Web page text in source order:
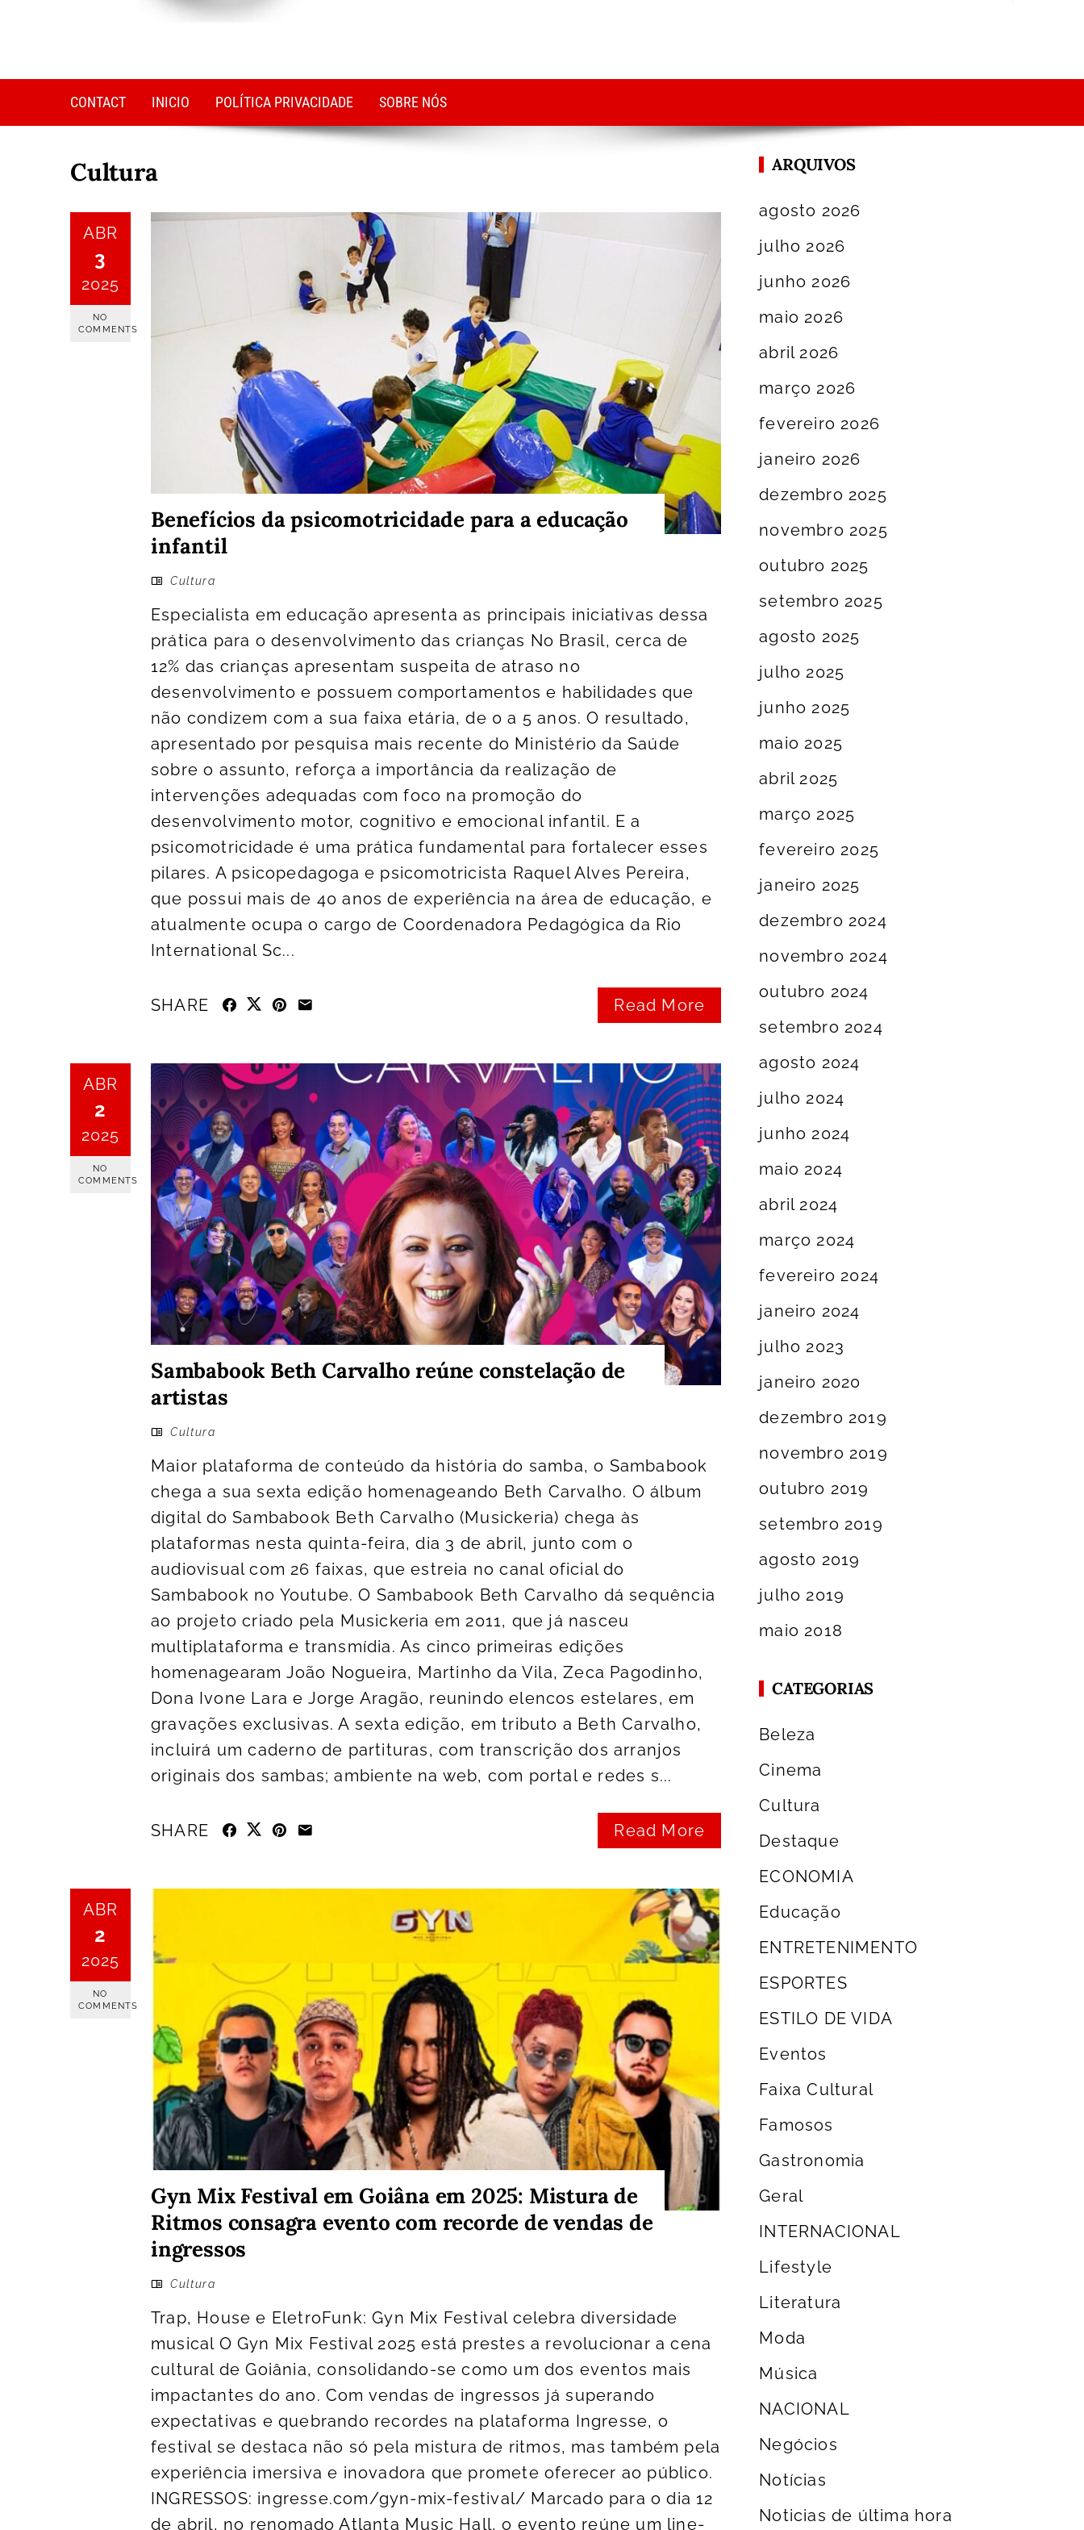
CONTACT INICIO POLÍTICA PRIVACIDADE SOBRE NÓS
Cultura
ABR
3
2025
NO
COMMENTS
Benefícios da psicomotricidade para a educação
infantil
Cultura
Especialista em educação apresenta as principais iniciativas dessa
prática para o desenvolvimento das crianças No Brasil, cerca de
12% das crianças apresentam suspeita de atraso no
desenvolvimento e possuem comportamentos e habilidades que
não condizem com a sua faixa etária, de 0 a 5 anos. O resultado,
apresentado por pesquisa mais recente do Ministério da Saúde
sobre o assunto, reforça a importância da realização de
intervenções adequadas com foco na promoção do
desenvolvimento motor, cognitivo e emocional infantil. E a
psicomotricidade é uma prática fundamental para fortalecer esses
pilares. A psicopedagoga e psicomotricista Raquel Alves Pereira,
que possui mais de 40 anos de experiência na área de educação, e
atualmente ocupa o cargo de Coordenadora Pedagógica da Rio
International Sc...
Read More
SHARE
ABR
2
2025
NO
COMMENTS
Sambabook Beth Carvalho reúne constelação de
artistas
Cultura
Maior plataforma de conteúdo da história do samba, o Sambabook
chega a sua sexta edição homenageando Beth Carvalho. O álbum
digital do Sambabook Beth Carvalho (Musickeria) chega às
plataformas nesta quinta-feira, dia 3 de abril, junto com o
audiovisual com 26 faixas, que estreia no canal oficial do
Sambabook no Youtube. O Sambabook Beth Carvalho dá sequência
ao projeto criado pela Musickeria em 2011, que já nasceu
multiplataforma e transmídia. As cinco primeiras edições
homenagearam João Nogueira, Martinho da Vila, Zeca Pagodinho,
Dona Ivone Lara e Jorge Aragão, reunindo elencos estelares, em
gravações exclusivas. A sexta edição, em tributo a Beth Carvalho,
incluirá um caderno de partituras, com transcrição dos arranjos
originais dos sambas; ambiente na web, com portal e redes s...
Read More
SHARE
ABR
2
2025
NO
COMMENTS
Gyn Mix Festival em Goiâna em 2025: Mistura de
Ritmos consagra evento com recorde de vendas de
ingressos
Cultura
Trap, House e EletroFunk: Gyn Mix Festival celebra diversidade
musical O Gyn Mix Festival 2025 está prestes a revolucionar a cena
cultural de Goiânia, consolidando-se como um dos eventos mais
impactantes do ano. Com vendas de ingressos já superando
expectativas e quebrando recordes na plataforma Ingresse, o
festival se destaca não só pela mistura de ritmos, mas também pela
experiência imersiva e inovadora que promete oferecer ao público.
INGRESSOS: ingresse.com/gyn-mix-festival/ Marcado para o dia 12
de abril, no renomado Atlanta Music Hall, o evento reúne um line-
ARQUIVOS
agosto 2026
julho 2026
junho 2026
maio 2026
abril 2026
março 2026
fevereiro 2026
janeiro 2026
dezembro 2025
novembro 2025
outubro 2025
setembro 2025
agosto 2025
julho 2025
junho 2025
maio 2025
abril 2025
março 2025
fevereiro 2025
janeiro 2025
dezembro 2024
novembro 2024
outubro 2024
setembro 2024
agosto 2024
julho 2024
junho 2024
maio 2024
abril 2024
março 2024
fevereiro 2024
janeiro 2024
julho 2023
janeiro 2020
dezembro 2019
novembro 2019
outubro 2019
setembro 2019
agosto 2019
julho 2019
maio 2018
CATEGORIAS
Beleza
Cinema
Cultura
Destaque
ECONOMIA
Educação
ENTRETENIMENTO
ESPORTES
ESTILO DE VIDA
Eventos
Faixa Cultural
Famosos
Gastronomia
Geral
INTERNACIONAL
Lifestyle
Literatura
Moda
Música
NACIONAL
Negócios
Notícias
Noticias de última hora